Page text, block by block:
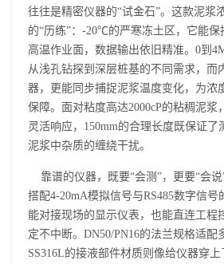
往往是精密仪器的“试金石”。这款泥浆
的“历练”：-20℃的严寒冻土区，它能
高温作业面，数据输出依旧精准。0到
从浅孔钻探到深层桩基的不同需求，而
器，更能同步捕捉泥浆温度变化，为浓
保障。面对粘度高达2000cP的粘稠泥浆
灵活响应，150mm的合理长度既保证了
泥浆中杂质的缠绕干扰。
靠谱的仪器，既要“会测”，更要“会说
搭配4-20mA模拟信号与RS485数字信
能对接现场的显示仪表，也能直连工程
定不中断。DN50/PN16的法兰规格适配
SS316L的接液部件材质则像给仪器穿